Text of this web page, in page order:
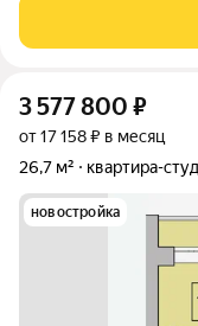
покрытием. Две
одна из них - со
3 577 800 ₽
от 17 158 ₽ в месяц
26,7 м²
квартира-
новостройка